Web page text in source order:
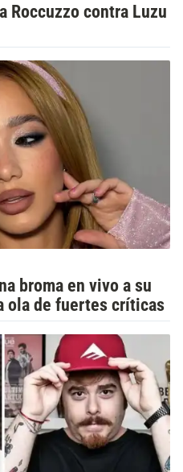
Roccuzzo contra Luzu
broma en vivo a su
ola de fuertes críticas